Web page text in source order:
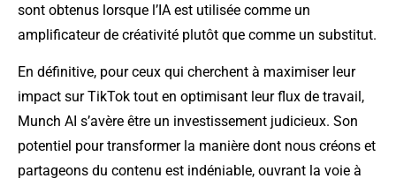
sont obtenus lorsque l’IA est utilisée comme un
amplificateur de créativité plutôt que comme un substitut.
En définitive, pour ceux qui cherchent à maximiser leur
impact sur TikTok tout en optimisant leur flux de travail,
Munch AI s’avère être un investissement judicieux. Son
potentiel pour transformer la manière dont nous créons et
partageons du contenu est indéniable, ouvrant la voie à